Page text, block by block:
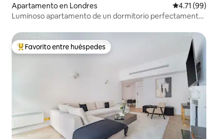
Apartamento en Londres Calificación
4.71 (99)
Luminoso apartamento de un dormitorio perfectamente
Favorito entre huéspedes preferido
Favorito entre huéspedes